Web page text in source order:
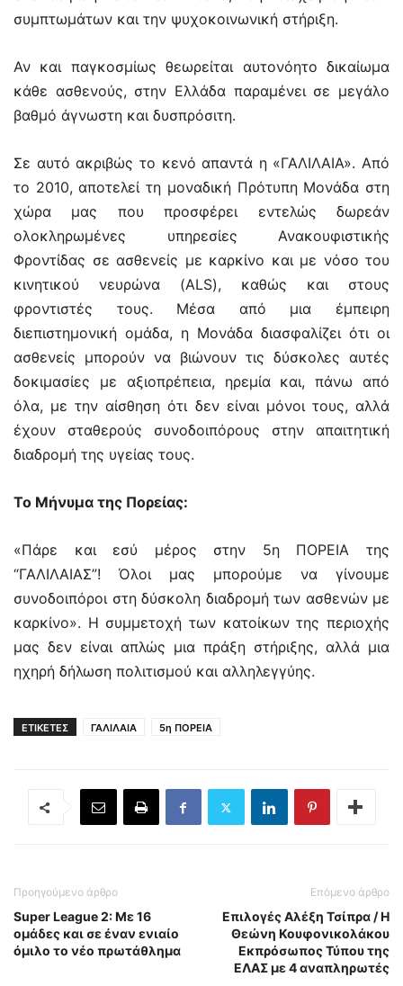
συμπτωμάτων και την ψυχοκοινωνική στήριξη.
Αν και παγκοσμίως θεωρείται αυτονόητο δικαίωμα
κάθε ασθενούς, στην Ελλάδα παραμένει σε μεγάλο
βαθμό άγνωστη και δυσπρόσιτη.
Σε αυτό ακριβώς το κενό απαντά η «ΓΑΛΙΛΑΙΑ». Από
το 2010, αποτελεί τη μοναδική Πρότυπη Μονάδα στη
χώρα μας που προσφέρει εντελώς δωρεάν
ολοκληρωμένες υπηρεσίες Ανακουφιστικής
Φροντίδας σε ασθενείς με καρκίνο και με νόσο του
κινητικού νευρώνα (ALS), καθώς και στους
φροντιστές τους. Μέσα από μια έμπειρη
διεπιστημονική ομάδα, η Μονάδα διασφαλίζει ότι οι
ασθενείς μπορούν να βιώνουν τις δύσκολες αυτές
δοκιμασίες με αξιοπρέπεια, ηρεμία και, πάνω από
όλα, με την αίσθηση ότι δεν είναι μόνοι τους, αλλά
έχουν σταθερούς συνοδοιπόρους στην απαιτητική
διαδρομή της υγείας τους.
Το Μήνυμα της Πορείας:
«Πάρε και εσύ μέρος στην 5η ΠΟΡΕΙΑ της
“ΓΑΛΙΛΑΙΑΣ”! Όλοι μας μπορούμε να γίνουμε
συνοδοιπόροι στη δύσκολη διαδρομή των ασθενών με
καρκίνο». Η συμμετοχή των κατοίκων της περιοχής
μας δεν είναι απλώς μια πράξη στήριξης, αλλά μια
ηχηρή δήλωση πολιτισμού και αλληλεγγύης.
ΕΤΙΚΕΤΕΣ ΓΑΛΙΛΑΙΑ 5η ΠΟΡΕΙΑ
Προηγούμενο άρθρο
Super League 2: Με 16
ομάδες και σε έναν ενιαίο
όμιλο το νέο πρωτάθλημα
Επόμενο άρθρο
Επιλογές Αλέξη Τσίπρα / Η
Θεώνη Κουφονικολάκου
Εκπρόσωπος Τύπου της
ΕΛΑΣ με 4 αναπληρωτές